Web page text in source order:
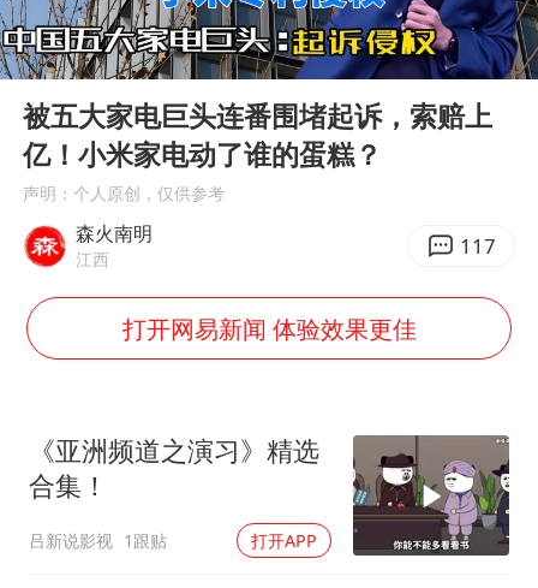
黄金创今年来最大单周涨幅
视频丨中国东方电气集团原党组副书记、董事宋致远被查
梁家辉：到内地拍戏不是北上是回归
白海豚将正面袭击贯穿浙江
酒店回应车内过夜被收150元
“不怕六爷挂得多 就怕六爷挂一颗”
牛津大学一纸声明甩不了锅
网传《披荆斩棘2026》名单
女主硬加吻戏短剧已下架
浙江台州《告全体市民书》
香港宏福苑火灾或由烟头引起
Play
00:00 07:55
被五大家电巨头连番围堵起诉，索赔上
亿！小米家电动了谁的蛋糕？
声明：个人原创，仅供参考
森火南明
江西 117
打开网易新闻 体验效果更佳
《亚洲频道之演习》精选
合集！
吕新说影视 1跟贴 打开APP